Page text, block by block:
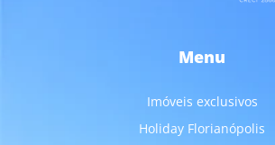
Menu
Imóveis exclusivos
Holiday Florianópolis